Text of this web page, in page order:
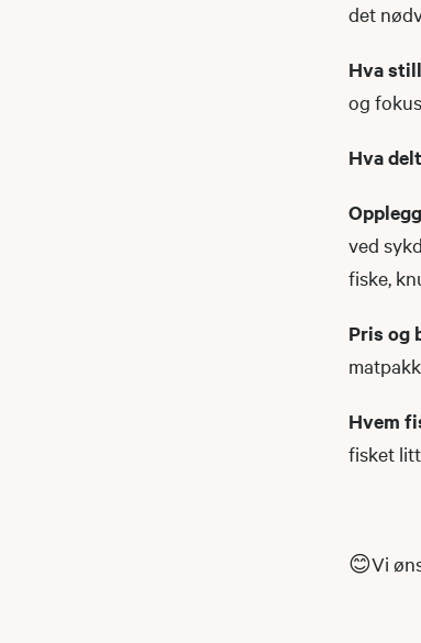
det
Hva
og
Hva
ved
fiske,
Pris og
Hvem
fisket
😊Vi